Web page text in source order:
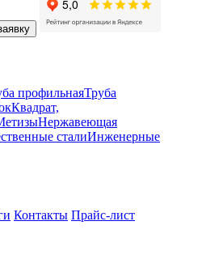
профильнаяТруба
Квадрат,
Нержавеющая
сталиИнженерные
Контакты Прайс-лист